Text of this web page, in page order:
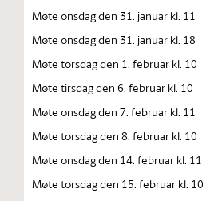
Møte onsdag den 31. januar kl. 11
Møte onsdag den 31. januar kl. 18
Møte torsdag den 1. februar kl. 10
Møte tirsdag den 6. februar kl. 10
Møte onsdag den 7. februar kl. 11
Møte torsdag den 8. februar kl. 10
Møte onsdag den 14. februar kl. 11
Møte torsdag den 15. februar kl. 10